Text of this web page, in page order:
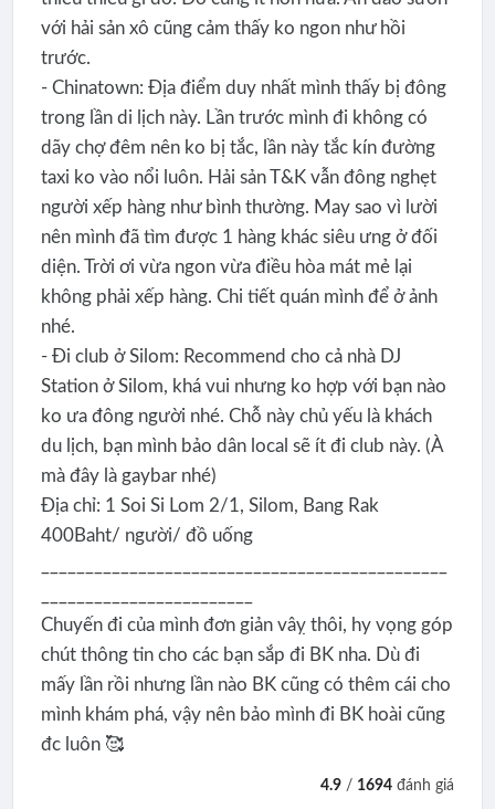
với hải sản xô cũng cảm thấy ko ngon như hồi
trước.
- Chinatown: Địa điểm duy nhất mình thấy bị đông
trong lần di lịch này. Lần trước mình đi không có
dãy chợ đêm nên ko bị tắc, lần này tắc kín đường
taxi ko vào nổi luôn. Hải sản T&K vẫn đông nghẹt
người xếp hàng như bình thường. May sao vì lười
nên mình đã tìm được 1 hàng khác siêu ưng ở đối
diện. Trời ơi vừa ngon vừa điều hòa mát mẻ lại
không phải xếp hàng. Chi tiết quán mình để ở ảnh
nhé.
- Đi club ở Silom: Recommend cho cả nhà DJ
Station ở Silom, khá vui nhưng ko hợp với bạn nào
ko ưa đông người nhé. Chỗ này chủ yếu là khách
du lịch, bạn mình bảo dân local sẽ ít đi club này. (À
mà đây là gaybar nhé)
Địa chỉ: 1 Soi Si Lom 2/1, Silom, Bang Rak
400Baht/ người/ đồ uống
Chuyến đi của mình đơn giản vâỵ thôi, hy vọng góp
chút thông tin cho các bạn sắp đi BK nha. Dù đi
mấy lần rồi nhưng lần nào BK cũng có thêm cái cho
mình khám phá, vậy nên bảo mình đi BK hoài cũng
đc luôn 🥰
4.9 / 1694 đánh giá